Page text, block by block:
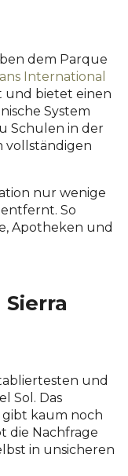
dem Parque
International
und bietet einen
System
Schulen in der
vollständigen
nur wenige
So
Apotheken und
und
Sol. Das
gibt kaum noch
die Nachfrage
in unsicheren